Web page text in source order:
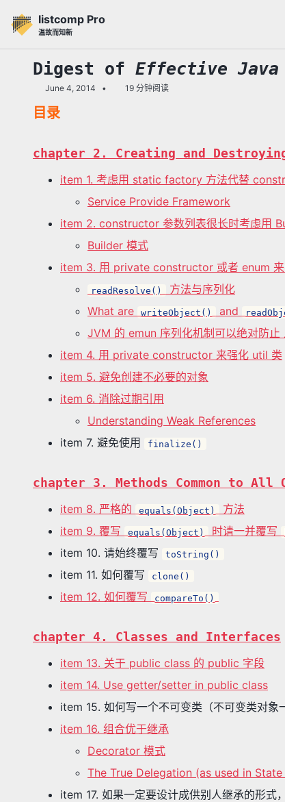
listcomp Pro
温故而知新
Digest of Effective Java
June 4, 2014 19 分钟阅读
目录
chapter 2. Creating and
item 1. 考虑用 static factory 方法代替
Service Provide Framework
item 2. constructor 参数列表很长时考虑用
Builder 模式
item 3. 用 private constructor 或者 enum
readResolve()
方法与序列化
What are
writeObject() and
JVM 的 emun 序列化机制可以绝对防止
item 4. 用 private constructor 来强化 util 类
item 5. 避免创建不必要的对象
item 6. 消除过期引用
Understanding Weak References
item 7. 避免使用
finalize()
chapter 3. Methods Common to All
item 8. 严格的 equals(Object)
方法
item 9. 覆写
equals(Object) 时请一并覆写
item 10. 请始终覆写 toString()
item 11. 如何覆写 clone()
item 12. 如何覆写 compareTo()
chapter 4. Classes and Interfaces
item 13. 关于 public class 的 public 字段
item 14. Use getter/setter in public class
item 15. 如何写一个不可变类（不可变类对象
item 16. 组合优于继承
Decorator 模式
The True Delegation (as used in State
item 17. 如果一定要设计成供别人继承的形式